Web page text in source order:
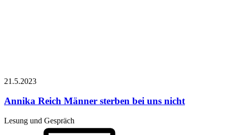
21.5.2023
Annika Reich Männer sterben bei uns nicht
Lesung und Gespräch